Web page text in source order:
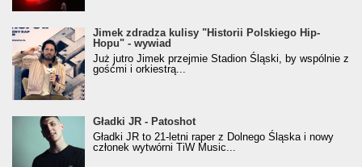
Jimek zdradza kulisy "Historii Polskiego Hip-
Hopu" - wywiad
Jimek zdradza kulisy "Historii Polskiego Hip-
Hopu" - wywiad
Już jutro Jimek przejmie Stadion Śląski, by wspólnie z
gośćmi i orkiestrą...
Gładki JR - Patoshot
Gładki JR - Patoshot
Gładki JR to 21-letni raper z Dolnego Śląska i nowy
członek wytwórni TiW Music...